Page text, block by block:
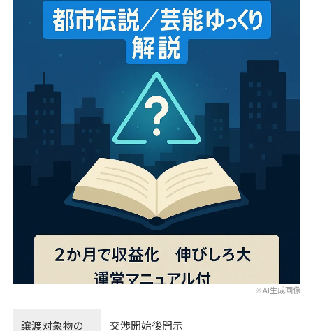
※AI生成画像
譲渡対象物の
交渉開始後開示